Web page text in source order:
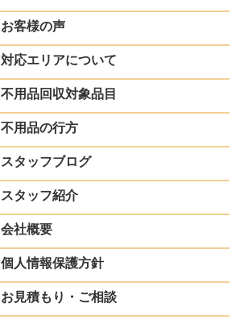
お客様の声
対応エリアについて
不用品回収対象品目
不用品の行方
スタッフブログ
スタッフ紹介
会社概要
個人情報保護方針
お見積もり・ご相談